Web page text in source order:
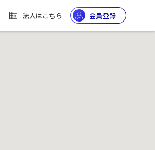
法人はこちら 会員登録